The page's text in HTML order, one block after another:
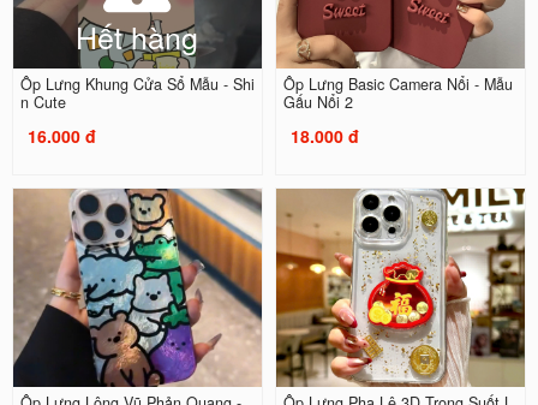
Hết hàng
Ốp Lưng Khung Cửa Sổ Mẫu - Shi
n Cute
16.000 đ
Ốp Lưng Basic Camera Nổi - Mẫu
Gấu Nổi 2
18.000 đ